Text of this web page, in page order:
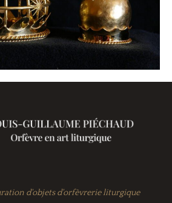
d'objets d'orfèvrerie liturgique